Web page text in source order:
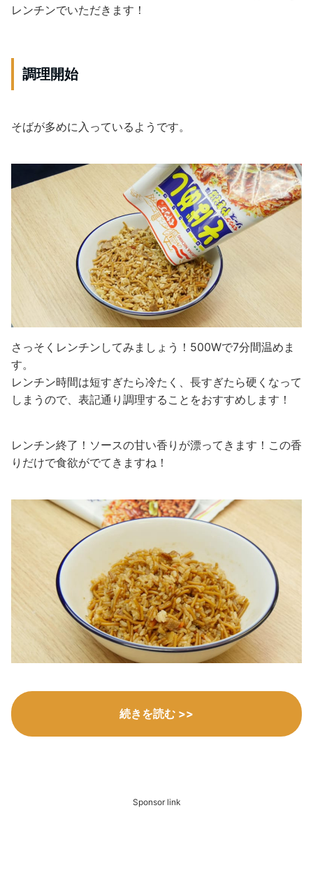
レンチンでいただきます！
調理開始
そばが多めに入っているようです。
さっそくレンチンしてみましょう！500Wで7分間温めま
す。
レンチン時間は短すぎたら冷たく、長すぎたら硬くなって
しまうので、表記通り調理することをおすすめします！
レンチン終了！ソースの甘い香りが漂ってきます！この香
りだけで食欲がでてきますね！
続きを読む >>
Sponsor link